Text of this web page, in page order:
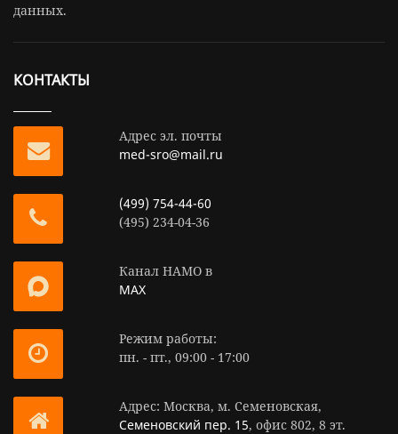
данных.
КОНТАКТЫ
Адрес эл. почты
med-sro@mail.ru
(499) 754-44-60
(495) 234-04-36
Канал НАМО в
MAX
Режим работы:
пн. - пт., 09:00 - 17:00
Адрес: Москва, м. Семеновская,
Семеновский пер. 15, офис 802, 8 эт.